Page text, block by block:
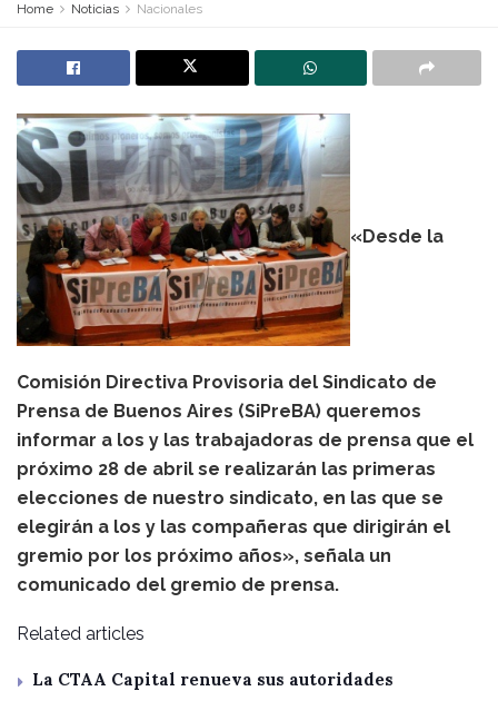
Home Noticias Nacionales
«Desde la
Comisión Directiva Provisoria del Sindicato de
Prensa de Buenos Aires (SiPreBA) queremos
informar a los y las trabajadoras de prensa que el
próximo 28 de abril se realizarán las primeras
elecciones de nuestro sindicato, en las que se
elegirán a los y las compañeras que dirigirán el
gremio por los próximo años», señala un
comunicado del gremio de prensa.
Related articles
La CTAA Capital renueva sus autoridades